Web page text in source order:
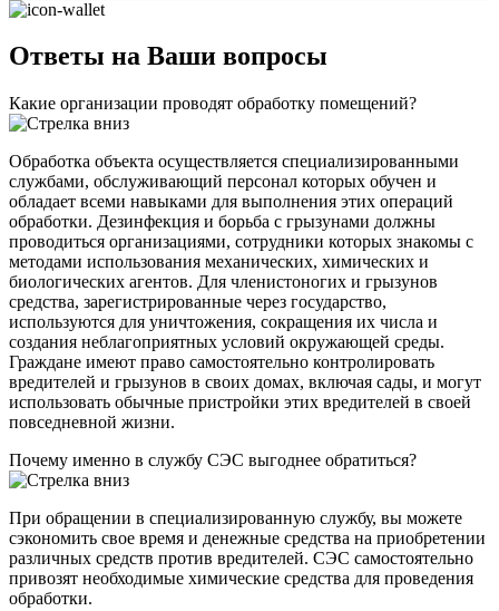
Ответы на Ваши вопросы
Какие организации проводят обработку помещений?
Обработка объекта осуществляется специализированными
службами, обслуживающий персонал которых обучен и
обладает всеми навыками для выполнения этих операций
обработки. Дезинфекция и борьба с грызунами должны
проводиться организациями, сотрудники которых знакомы с
методами использования механических, химических и
биологических агентов. Для членистоногих и грызунов
средства, зарегистрированные через государство,
используются для уничтожения, сокращения их числа и
создания неблагоприятных условий окружающей среды.
Граждане имеют право самостоятельно контролировать
вредителей и грызунов в своих домах, включая сады, и могут
использовать обычные пристройки этих вредителей в своей
повседневной жизни.
Почему именно в службу СЭС выгоднее обратиться?
При обращении в специализированную службу, вы можете
сэкономить свое время и денежные средства на приобретении
различных средств против вредителей. СЭС самостоятельно
привозят необходимые химические средства для проведения
обработки.